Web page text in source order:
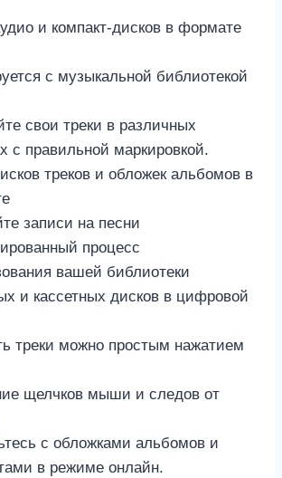
и компакт-дисков в формате
с музыкальной библиотекой
свои треки в различных
с правильной маркировкой.
треков и обложек альбомов в
записи на песни
процесс
вашей библиотеки
и кассетных дисков в цифровой
треки можно простым нажатием
щелчков мыши и следов от
с обложками альбомов и
в режиме онлайн.